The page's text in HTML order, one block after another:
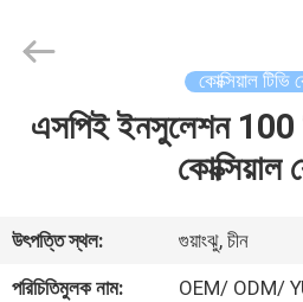
বাড়ি
ভিডিও
Industry
Reserved.
কোক্সিয়াল টিভি
এসপিই ইনসুলেশন 100
কোক্সিয়াল
উৎপত্তি স্থল:
গুয়াংঝু, চীন
পরিচিতিমুলক নাম:
OEM/ ODM/